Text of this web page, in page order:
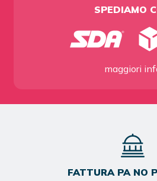
SPEDIAMO
maggiori
FATTURA PA NO